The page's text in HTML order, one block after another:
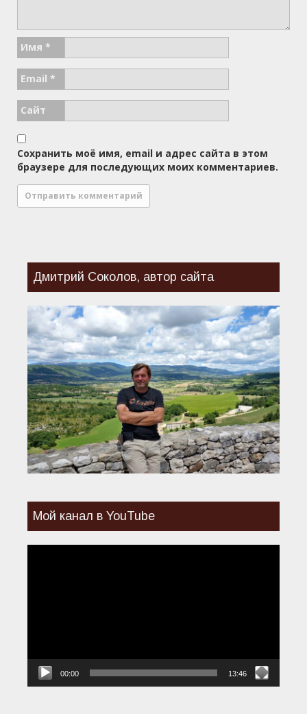
Имя *
Email *
Сайт
Сохранить моё имя, email и адрес сайта в этом
браузере для последующих моих комментариев.
Дмитрий Соколов, автор сайта
Мой канал в YouTube
00:00 13:46